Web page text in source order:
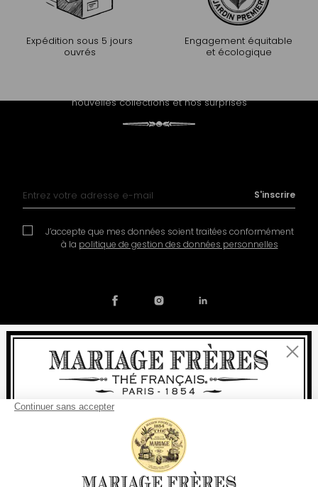
Expédition sous 5 jours
ouvrés
Engagement équitable
et écologique
nouvelles collections et nos surprises
J’accepte que mes données soient traitées conformément
à la politique de gestion des données personnelles
S'inscrire
Notre histoire
Mentions légales
Devenir partenaire
Préférences en matière de cookies
© COPYRIGHT 2026 / MARIAGE FRERES
Fermer
Bienvenue
Pour tout achat, lalivraisonrapide est
à partir de 60 € en France Métropolitaine
à partir de 150 €pour le reste du monde